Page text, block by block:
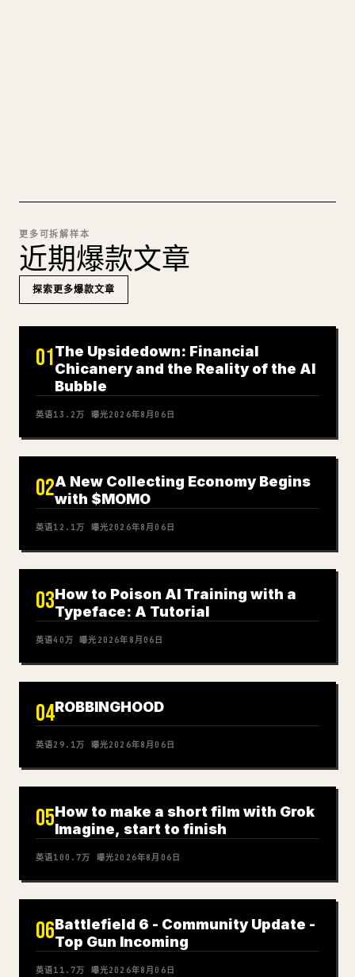
更多可拆解样本
近期爆款文章
探索更多爆款文章
01The Upsidedown: Financial
Chicanery and the Reality of the AI
Bubble
英语13.2万 曝光2026年8月06日
02A New Collecting Economy Begins
with $MOMO
英语12.1万 曝光2026年8月06日
03How to Poison AI Training with a
Typeface: A Tutorial
英语40万 曝光 2026年8月06日
04ROBBINGHOOD
英语29.1万 曝光2026年8月06日
05How to make a short film with Grok
Imagine, start to finish
英语100.7万 曝光2026年8月06日
06Battlefield 6 - Community Update -
Top Gun Incoming
英语11.7万 曝光2026年8月06日